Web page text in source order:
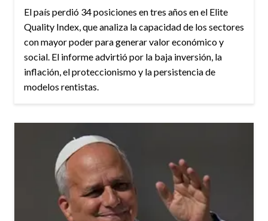
El país perdió 34 posiciones en tres años en el Elite
Quality Index, que analiza la capacidad de los sectores
con mayor poder para generar valor económico y
social. El informe advirtió por la baja inversión, la
inflación, el proteccionismo y la persistencia de
modelos rentistas.